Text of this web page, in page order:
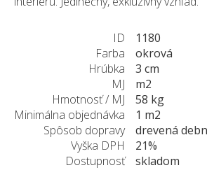
ID
1180
Farba
okrová
Hrúbka
3 cm
MJ
m2
Hmotnosť / MJ
58 kg
Minimálna objednávka
1 m2
Spôsob dopravy
drevená
Vyška DPH
21%
Dostupnosť
skladom